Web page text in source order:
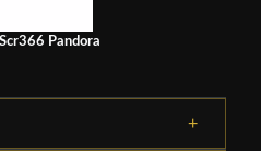
Pandora